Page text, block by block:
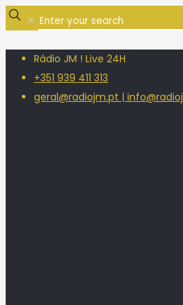
✕
Rádio JM ! Live 24H
+351 939 411 313
geral@radiojm.pt |